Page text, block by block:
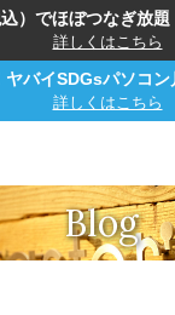
）でほぼつなぎ放題
詳しくはこちら
ヤバイSDGsパソコ
詳しくはこちら
Blog